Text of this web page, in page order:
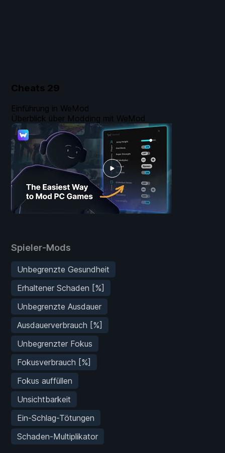
Cheats 29
Spieler-Mods
Unbegrenzte Gesundheit
Erhaltener Schaden [%]
Unbegrenzte Ausdauer
Ausdauerverbrauch [%]
Unbegrenzter Fokus
Fokusverbrauch [%]
Fokus auffüllen
Unsichtbarkeit
Ein-Schlag-Tötungen
Schaden-Multiplikator
Einführung in WeMod
Überblick über Modding mit WeMod